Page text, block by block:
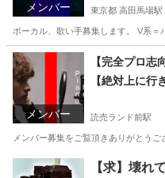
メンバー 東京都 高田馬場駅
ボーカル、歌い手募集します。 V系
東京 新宿区 高田馬場駅
メンバー
【完全プロ
【絶対上に
読売ランド前駅
メンバー募集をご覧頂きありがとう
神奈川 川崎市 読売ランド前
【求】壊れ